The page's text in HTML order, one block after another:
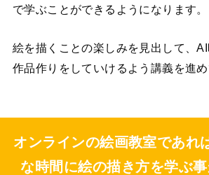
で学ぶことができるようになります。
絵を描くことの楽しみを見出して、
作品作りをしていけるよう講義を進め
オンラインの絵画教室であれ
な時間に絵の描き方を学ぶ事